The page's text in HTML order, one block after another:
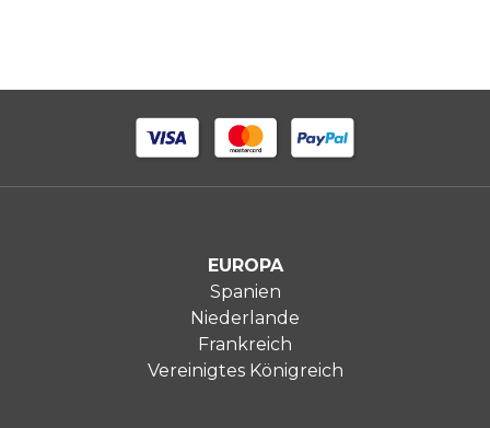
EUROPA
Spanien
Niederlande
Frankreich
Vereinigtes Königreich